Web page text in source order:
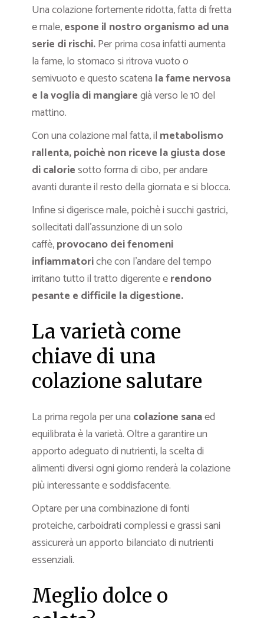
Una colazione fortemente ridotta, fatta di fretta
e male,espone il nostro organismo ad una
serie di rischi.Per prima cosa infatti aumenta
la fame, lo stomaco si ritrova vuoto o
semivuoto e questo scatena la fame nervosa
e la voglia di mangiaregià verso le 10 del
mattino.
Con una colazione mal fatta, il metabolismo
rallenta, poichè non riceve la giusta dose
di caloriesotto forma di cibo, per andare
avanti durante il resto della giornata e si blocca.
Infine si digerisce male, poichè i succhi gastrici,
sollecitati dall’assunzione di un solo
caffè,provocano dei fenomeni
infiammatoriche con l’andare del tempo
irritano tutto il tratto digerente erendono
pesante e difficile la digestione.
La varietà come
chiave di una
colazione salutare
La prima regola per una colazione sanaed
equilibrata è la varietà. Oltre a garantire un
apporto adeguato di nutrienti, la scelta di
alimenti diversi ogni giorno renderà la colazione
più interessante e soddisfacente.
Optare per una combinazione di fonti
proteiche, carboidrati complessi e grassi sani
assicurerà un apporto bilanciato di nutrienti
essenziali.
Meglio dolce o